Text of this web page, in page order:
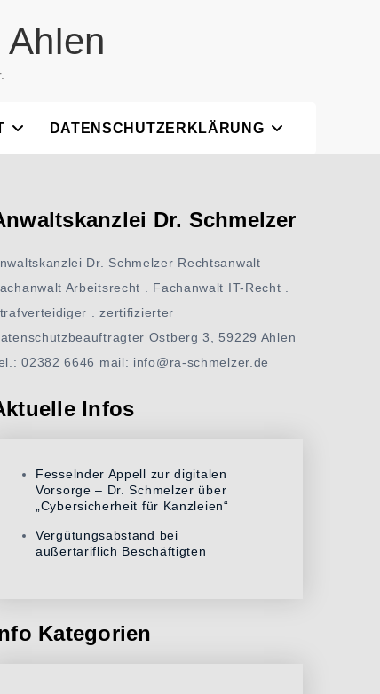
DATENSCHUTZERKLÄRUNG
Dr. Schmelzer
Dr. Schmelzer Rechtsanwalt
Arbeitsrecht . Fachanwalt IT-Recht .
. zertifizierter
Ostberg 3, 59229 Ahlen
02382 6646 mail: info@ra-schmelzer.de
Infos
Fesselnder Appell zur digitalen
Vorsorge – Dr. Schmelzer über
„Cybersicherheit für Kanzleien“
Vergütungsabstand bei
außertariflich Beschäftigten
Kategorien